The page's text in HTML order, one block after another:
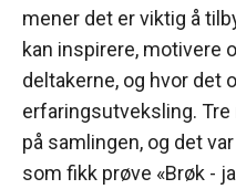
mener det er viktig å
kan inspirere, motivere
deltakerne, og hvor det
erfaringsutveksling.
på samlingen, og det
som fikk prøve «Brøk -